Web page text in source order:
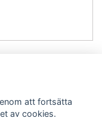
att fortsätta
av cookies.